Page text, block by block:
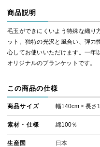
商品説明
毛玉ができにくいよう特殊な織り
ット。独特の光沢と風合い、弾力
心してお使いいただけます。一年
オリジナルのブランケットです。
この商品の仕様
商品サイズ 幅140cm × 長さ
素材・仕様 綿100％
生産国 日本